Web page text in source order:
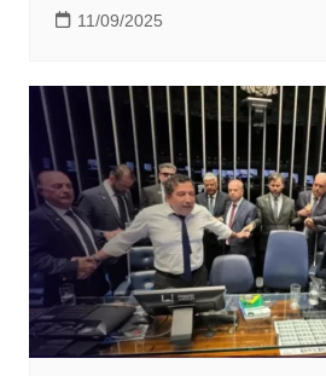
11/09/2025